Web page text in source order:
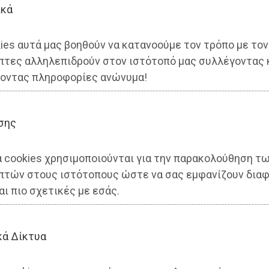
αυτά μας βοηθούν να κατανοούμε τον τρόπο με τον
αλληλεπιδρούν στον ιστότοπό μας συλλέγοντας
πληροφορίες ανώνυμα!
cookies χρησιμοποιούνται για την παρακολούθηση
στους ιστότοπους ώστε να σας εμφανίζουν
πιο σχετικές με εσάς.
Δίκτυα
που μας διδάσκει